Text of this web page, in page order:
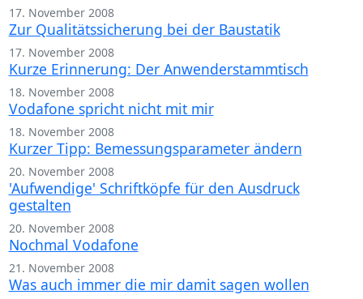
17. November 2008
Zur Qualitätssicherung bei der Baustatik
17. November 2008
Kurze Erinnerung: Der Anwenderstammtisch
18. November 2008
Vodafone spricht nicht mit mir
18. November 2008
Kurzer Tipp: Bemessungsparameter ändern
20. November 2008
'Aufwendige' Schriftköpfe für den Ausdruck
gestalten
20. November 2008
Nochmal Vodafone
21. November 2008
Was auch immer die mir damit sagen wollen